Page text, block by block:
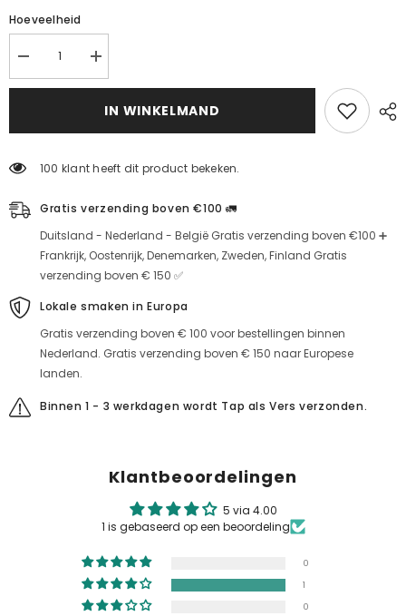
Hoeveelheid
Vitamin
Serum-
leke
miktarı
C
Vitamin
Serum-
Aydınlatıcı
leke
miktarı
IN WINKELMAND
100 klant heeft dit product bekeken.
Gratis verzending boven €100 🚛
Duitsland - Nederland - België Gratis verzending boven €100 ➕
Frankrijk, Oostenrijk, Denemarken, Zweden, Finland Gratis
verzending boven € 150 ✅
Lokale smaken in Europa
Gratis verzending boven € 100 voor bestellingen binnen
Nederland. Gratis verzending boven € 150 naar Europese
landen.
Binnen 1 - 3 werkdagen wordt Tap als Vers verzonden.
Klantbeoordelingen
5 via 4.00
1 is gebaseerd op een beoordeling
0
1
0